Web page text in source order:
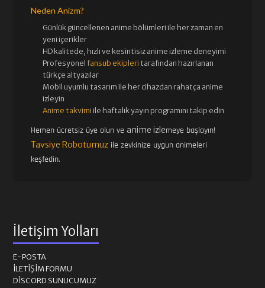
Neden Anizm?
Günlük güncellenen anime bölümleri ile her zaman en
yeni içerikler
HD kalitede, hızlı ve kesintisiz anime izleme deneyimi
Profesyonelfansub ekipleri tarafından hazırlanan
türkçe altyazılar
Mobil uyumlu tasarım ile her cihazdan rahatça anime
izleyin
Anime takvimi ile haftalık yayın programını takip edin
Hemen ücretsiz üye olun ve anime izlemeye başlayın!
Tavsiye Robotumuz ile zevkinize uygun animeleri
keşfedin.
İletişim Yolları
E-POSTA
İLETIŞIM FORMU
DISCORD SUNUCUMUZ